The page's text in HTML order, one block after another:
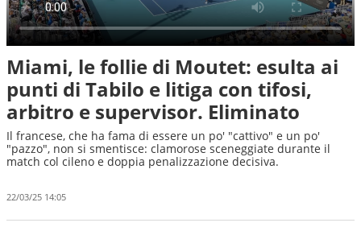
Miami, le follie di Moutet: esulta ai
punti di Tabilo e litiga con tifosi,
arbitro e supervisor. Eliminato
Il francese, che ha fama di essere un po' "cattivo" e un po'
"pazzo", non si smentisce: clamorose sceneggiate durante il
match col cileno e doppia penalizzazione decisiva.
22/03/25 14:05